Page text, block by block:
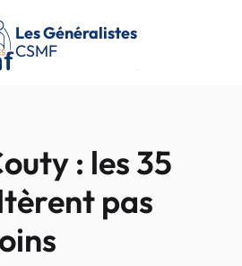
Les Généralistes
CSMF
: les 35
pas